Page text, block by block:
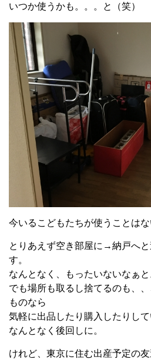
いつか使うかも。。。と（笑）
今いるこどもたちが使うことはな
とりあえず空き部屋に→納戸へ
す。
なんとなく、もったいないなぁと
でも場所も取るし捨てるのも、
ものなら
気軽に出品したり購入したりし
なんとなく後回しに。
けれど、東京に住む出産予定の